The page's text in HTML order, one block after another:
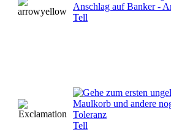
Anschlag auf Banker -
Tell
Maulkorb und andere
Toleranz
Tell